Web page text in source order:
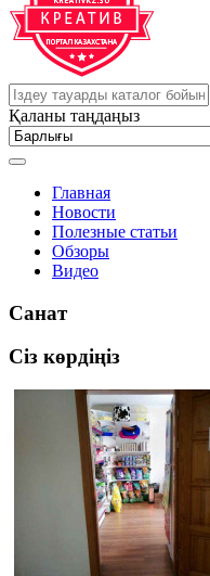
Қаланы таңдаңыз
Главная
Новости
Полезные статьи
Обзоры
Видео
Санат
Сіз көрдіңіз